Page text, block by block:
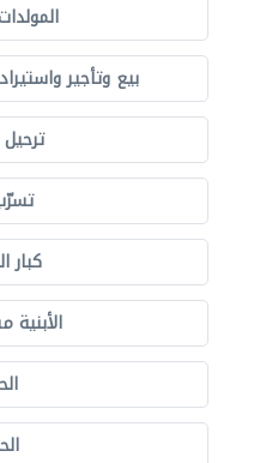
بيع وتأجير
كبار